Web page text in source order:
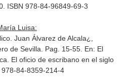
ISBN 978-84-96849-69-3
Luisa:
Juan Álvarez de Alcala¿,
de Sevilla. Pag. 15-55. En: El
El oficio de escribano en el siglo
84-8359-214-4